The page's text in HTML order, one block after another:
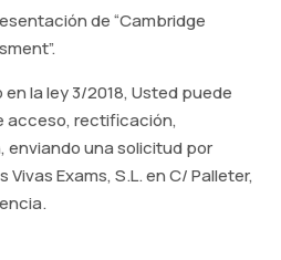
de “Cambridge
la ley 3/2018, Usted puede
acceso, rectificación,
una solicitud por
Exams, S.L. en C/ Palleter,